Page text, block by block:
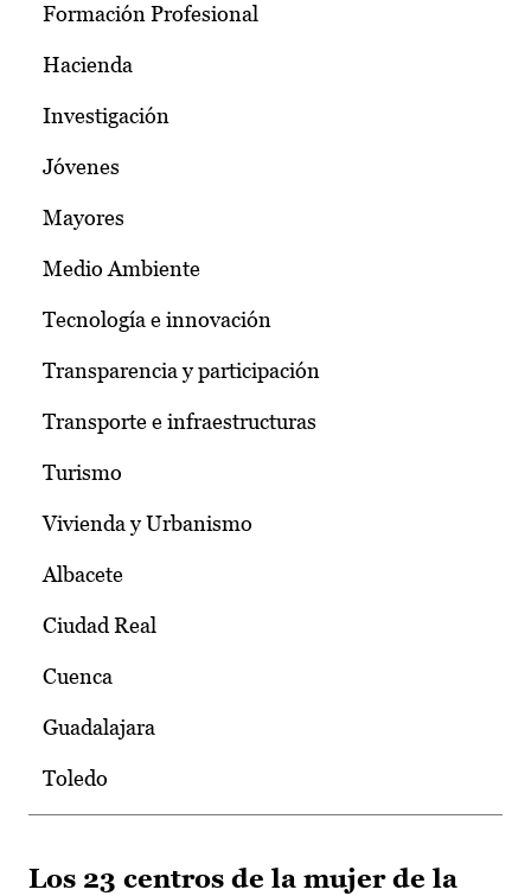
Formación Profesional
Hacienda
Investigación
Jóvenes
Mayores
Medio Ambiente
Tecnología e innovación
Transparencia y participación
Transporte e infraestructuras
Turismo
Vivienda y Urbanismo
Albacete
Ciudad Real
Cuenca
Guadalajara
Toledo
Los 23 centros de la mujer de la